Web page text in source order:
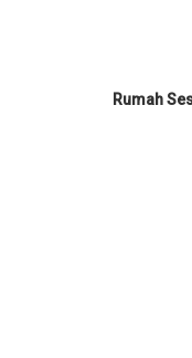
Rumah